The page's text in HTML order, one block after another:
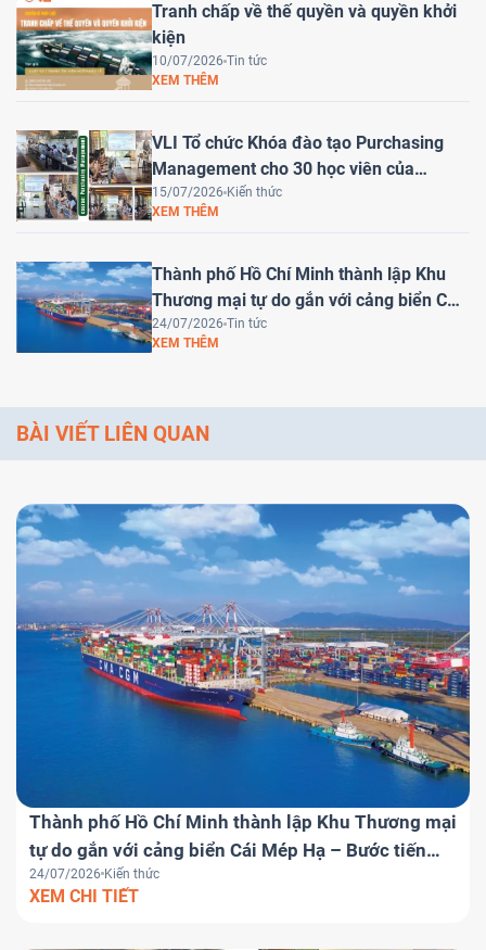
Tranh chấp về thế quyền và quyền khởi
kiện
10/07/2026 Tin tức
XEM THÊM
VLI Tổ chức Khóa đào tạo Purchasing
Management cho 30 học viên của
HEINEKEN Việt Nam
15/07/2026 Kiến thức
XEM THÊM
Thành phố Hồ Chí Minh thành lập Khu
Thương mại tự do gắn với cảng biển Cái
Mép Hạ – Bước tiến chiến lược đưa Việt
Nam trở thành trung tâm logistics khu
24/07/2026 Tin tức
XEM THÊM
BÀI VIẾT LIÊN QUAN
Thành phố Hồ Chí Minh thành lập Khu Thương mại
tự do gắn với cảng biển Cái Mép Hạ – Bước tiến
chiến lược đưa Việt Nam trở thành trung tâm
logistics khu vực
24/07/2026 Kiến thức
XEM CHI TIẾT